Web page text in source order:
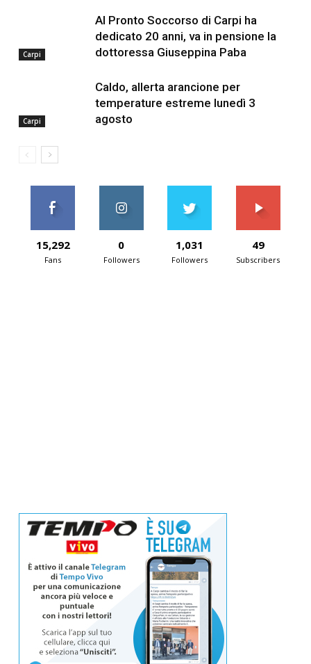
Carpi
Al Pronto Soccorso di Carpi ha
dedicato 20 anni, va in pensione la
dottoressa Giuseppina Paba
Carpi
Caldo, allerta arancione per
temperature estreme lunedì 3
agosto
15,292
Fans
0
Followers
1,031
Followers
49
Subscribers